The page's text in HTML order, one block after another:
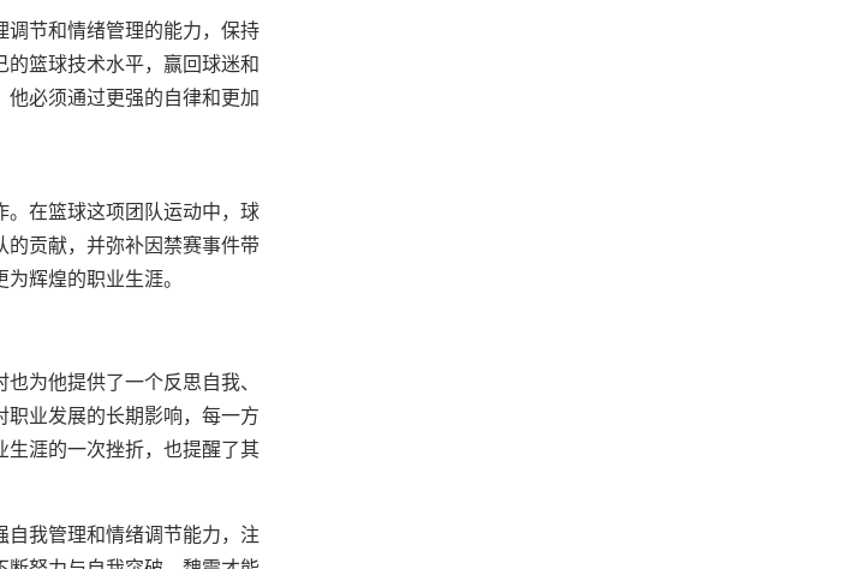
调节和情绪管理的能力，保持
篮球技术水平，赢回球迷和
必须通过更强的自律和更加
。在篮球这项团队运动中，球
的贡献，并弥补因禁赛事件带
辉煌的职业生涯。
为他提供了一个反思自我、
业发展的长期影响，每一方
生涯的一次挫折，也提醒了其
我管理和情绪调节能力，注